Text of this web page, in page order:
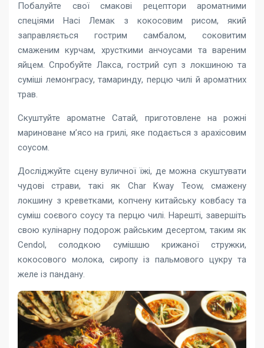
Побалуйте свої смакові рецептори ароматними
спеціями Насі Лемак з кокосовим рисом, який
заправляється гострим самбалом, соковитим
смаженим курчам, хрусткими анчоусами та вареним
яйцем. Спробуйте Лакса, гострий суп з локшиною та
суміші лемонграсу, тамаринду, перцю чилі й ароматних
трав.
Скуштуйте ароматне Сатай, приготовлене на рожні
мариноване м’ясо на грилі, яке подається з арахісовим
соусом.
Досліджуйте сцену вуличної їжі, де можна скуштувати
чудові страви, такі як Char Kway Teow, смажену
локшину з креветками, копчену китайську ковбасу та
суміш соєвого соусу та перцю чилі. Нарешті, завершіть
свою кулінарну подорож райським десертом, таким як
Cendol, солодкою сумішшю крижаної стружки,
кокосового молока, сиропу із пальмового цукру та
желе із пандану.